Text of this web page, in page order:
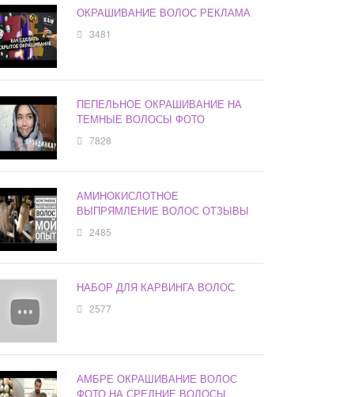
ОКРАШИВАНИЕ ВОЛОС РЕКЛАМА
3481
ПЕПЕЛЬНОЕ ОКРАШИВАНИЕ НА
ТЕМНЫЕ ВОЛОСЫ ФОТО
7828
АМИНОКИСЛОТНОЕ
ВЫПРЯМЛЕНИЕ ВОЛОС ОТЗЫВЫ
2485
НАБОР ДЛЯ КАРВИНГА ВОЛОС
2577
АМБРЕ ОКРАШИВАНИЕ ВОЛОС
ФОТО НА СРЕДНИЕ ВОЛОСЫ